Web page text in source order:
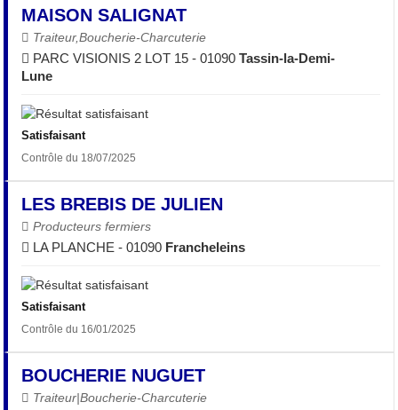
MAISON SALIGNAT
Traiteur,Boucherie-Charcuterie
PARC VISIONIS 2 LOT 15 - 01090Tassin-la-Demi-
Lune
Satisfaisant
Contrôle du 18/07/2025
LES BREBIS DE JULIEN
Producteurs fermiers
LA PLANCHE - 01090 Francheleins
Satisfaisant
Contrôle du 16/01/2025
BOUCHERIE NUGUET
Traiteur|Boucherie-Charcuterie